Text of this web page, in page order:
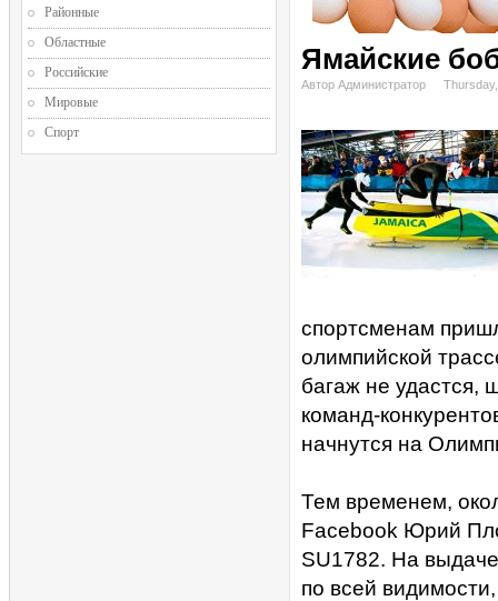
Ямайские
Автор Администратор
спортсменам
олимпийской
багаж не удастся,
команд-
начнутся на
Тем временем,
Facebook Юрий
SU1782. На
по всей
Районные
Областные
Российские
Мировые
Спорт